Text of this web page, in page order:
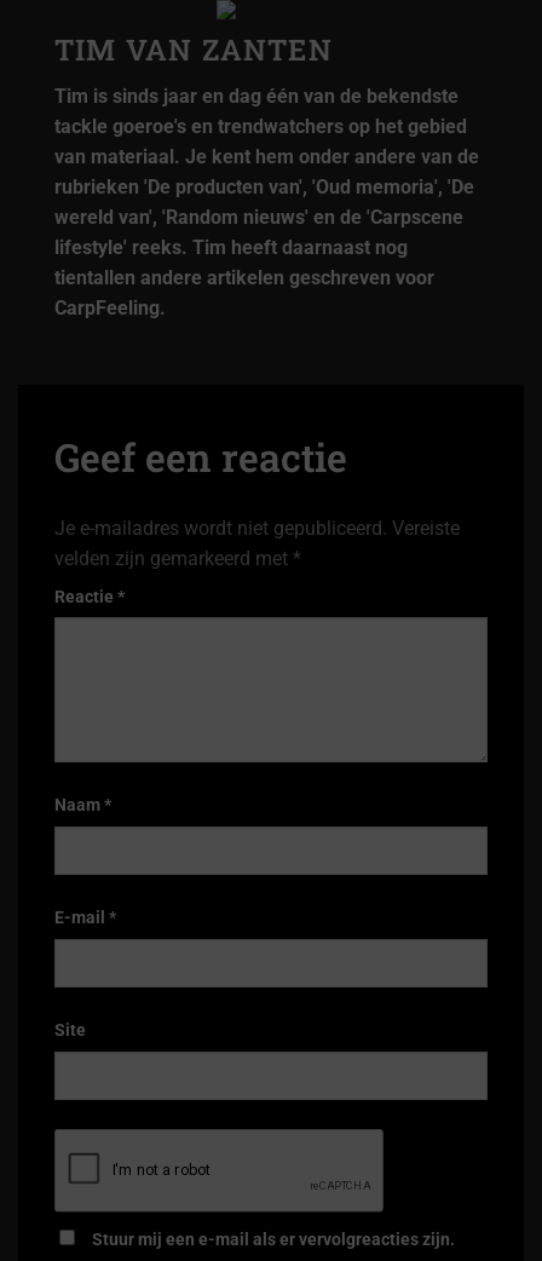
TIM VAN ZANTEN
Tim is sinds jaar en dag één van de bekendste
tackle goeroe's en trendwatchers op het gebied
van materiaal. Je kent hem onder andere van de
rubrieken 'De producten van', 'Oud memoria', 'De
wereld van', 'Random nieuws' en de 'Carpscene
lifestyle' reeks. Tim heeft daarnaast nog
tientallen andere artikelen geschreven voor
CarpFeeling.
Geef een reactie
Je e-mailadres wordt niet gepubliceerd. Vereiste
velden zijn gemarkeerd met *
Reactie *
Naam*
E-mail *
Site
Stuur mij een e-mail als er vervolgreacties zijn.